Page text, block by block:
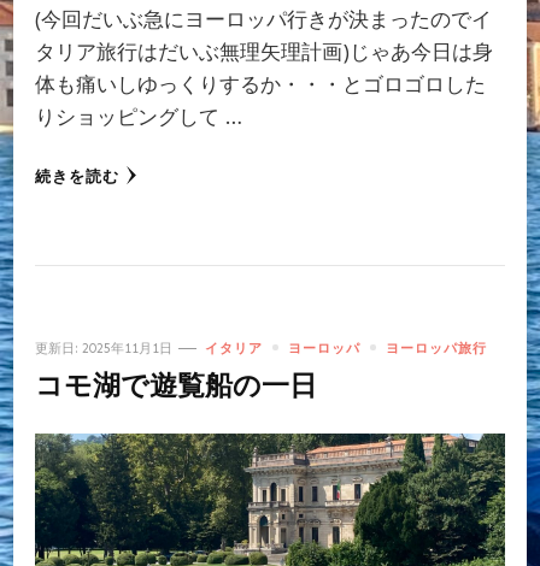
(今回だいぶ急にヨーロッパ行きが決まったのでイ
タリア旅行はだいぶ無理矢理計画)じゃあ今日は身
体も痛いしゆっくりするか・・・とゴロゴロした
りショッピングして …
続きを読む
更新日: 2025年11月1日 イタリア ヨーロッパ ヨーロッパ旅行
コモ湖で遊覧船の一日